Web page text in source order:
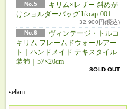
No.5
キリム×レザー 斜めが
けショルダーバッグ hkcap-001
32,900円(税込)
No.6
ヴィンテージ・トルコ
キリム フレームドウォールアー
ト｜ハンドメイド テキスタイル
装飾｜57×20cm
SOLD OUT
selam